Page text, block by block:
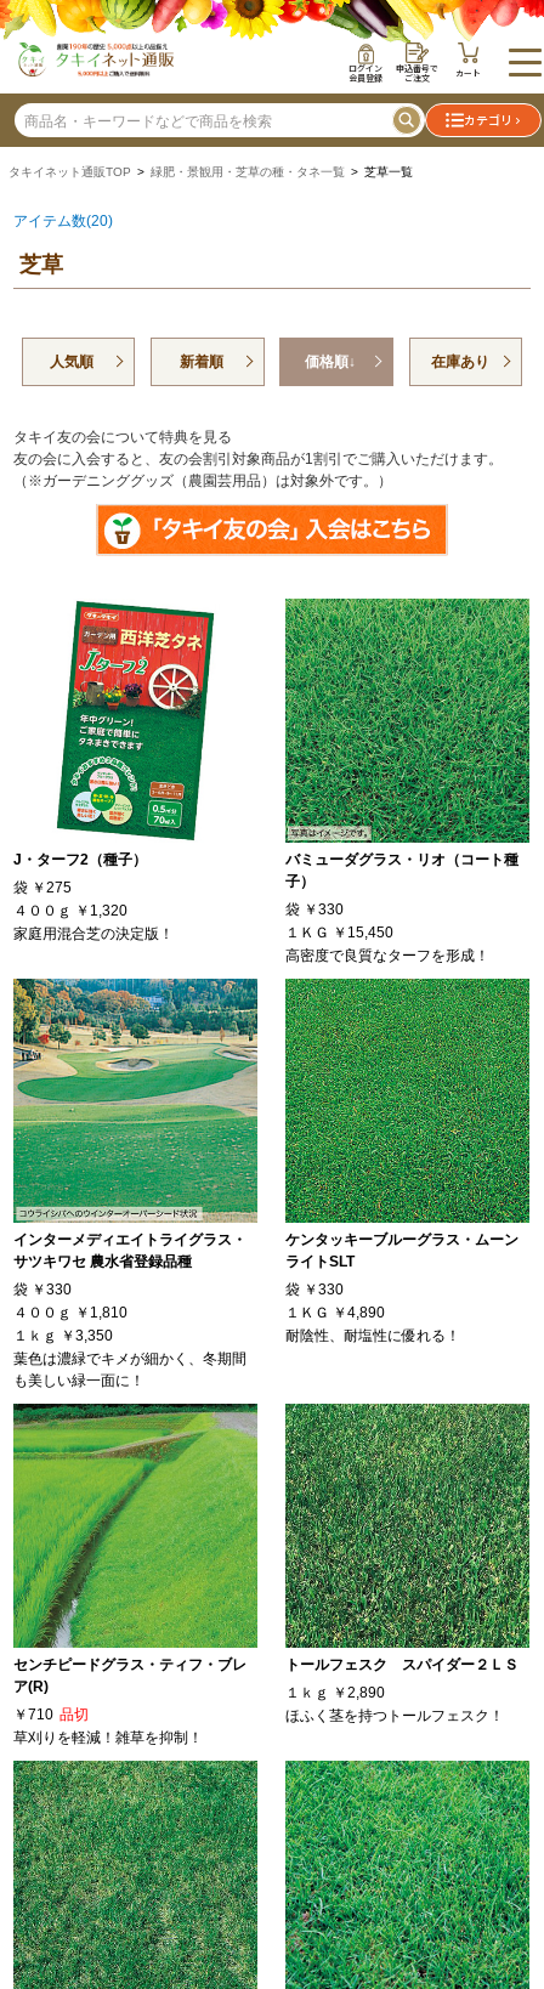
ログイン
会員登録
申込番号で
ご注文 カート
カテゴリ
タキイネット通販TOP > 緑肥・景観用・芝草の種・タネ一覧 > 芝草一覧
アイテム数(20)
芝草
人気順 新着順 価格順↓ 在庫あり
タキイ友の会について特典を見る
友の会に入会すると、友の会割引対象商品が1割引でご購入いただけます。
（※ガーデニンググッズ（農園芸用品）は対象外です。）
J・ターフ2（種子）
袋 ￥275
４００ｇ
￥1,320
家庭用混合芝の決定版！
バミューダグラス・リオ（コート種
子）
袋 ￥330
１ＫＧ ￥15,450
高密度で良質なターフを形成！
インターメディエイトライグラス・
サツキワセ 農水省登録品種
袋 ￥330
４００ｇ
￥1,810
１ｋｇ
￥3,350
葉色は濃緑でキメが細かく、冬期間
も美しい緑一面に！
ケンタッキーブルーグラス・ムーン
ライトSLT
袋 ￥330
１ＫＧ ￥4,890
耐陰性、耐塩性に優れる！
センチピードグラス・ティフ・ブレ
ア(R)
￥710 品切
草刈りを軽減！雑草を抑制！
トールフェスク スパイダー２ＬＳ
１ｋｇ
￥2,890
ほふく茎を持つトールフェスク！